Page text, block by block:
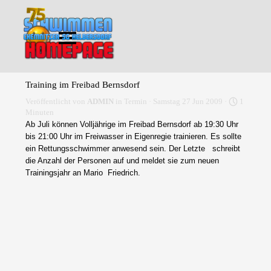
Menü überspringen
Training im Freibad Bernsdorf
Veröffentlicht von ADMIN in Termin · Samstag 27 Jun 2009 ·
1
Minuten
Ab Juli können Volljährige im Freibad Bernsdorf ab 19:30 Uhr
bis 21:00 Uhr im Freiwasser in Eigenregie trainieren. Es sollte
ein Rettungsschwimmer anwesend sein. Der Letzte schreibt
die Anzahl der Personen auf und meldet sie zum neuen
Trainingsjahr an Mario Friedrich.